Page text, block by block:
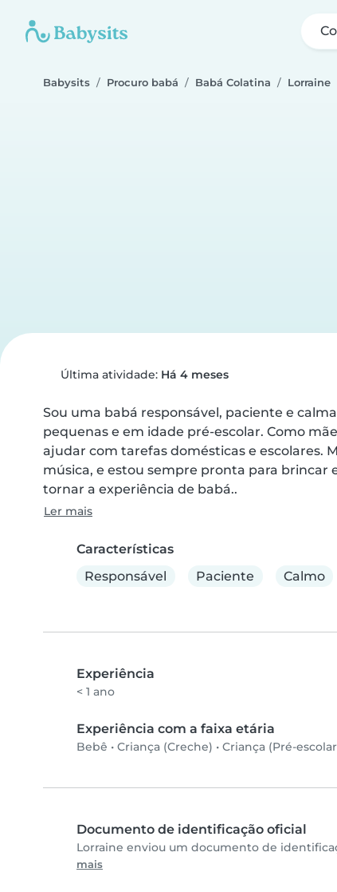
Babysits Procuro babá Babá Colatina Lorraine
Última atividade: Há 4 meses
Sou uma babá responsável, paciente e
pequenas e em idade pré-escolar. Como
ajudar com tarefas domésticas e escolares.
música, e estou sempre pronta para brincar
tornar a experiência de babá..
Ler mais
Características
Responsável
Paciente Calmo
Experiência
< 1 ano
Experiência com a faixa etária
Bebê • Criança (Creche) • Criança (Pré-
Documento de identificação oficial
Lorraine enviou um documento de
mais